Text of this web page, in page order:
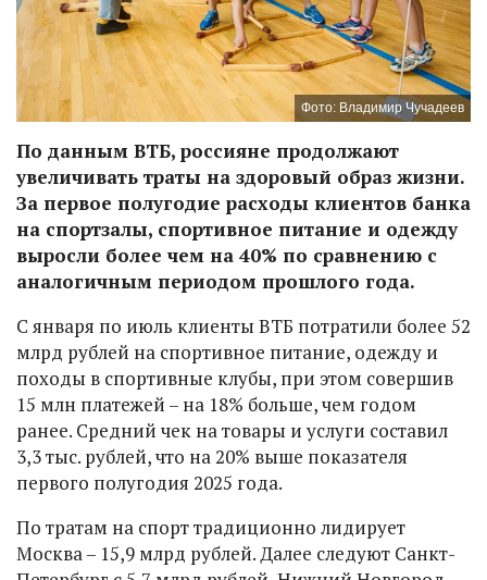
Фото: Владимир Чучадеев
По данным ВТБ, россияне продолжают
увеличивать траты на здоровый образ жизни.
За первое полугодие расходы клиентов банка
на спортзалы, спортивное питание и одежду
выросли более чем на 40% по сравнению с
аналогичным периодом прошлого года.
С января по июль клиенты ВТБ потратили более 52
млрд рублей на спортивное питание, одежду и
походы в спортивные клубы, при этом совершив
15 млн платежей – на 18% больше, чем годом
ранее. Средний чек на товары и услуги составил
3,3 тыс. рублей, что на 20% выше показателя
первого полугодия 2025 года.
По тратам на спорт традиционно лидирует
Москва – 15,9 млрд рублей. Далее следуют Санкт-